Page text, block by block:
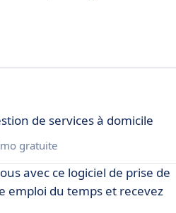
de services à domicile
gratuite
avec ce logiciel de prise de
emploi du temps et recevez